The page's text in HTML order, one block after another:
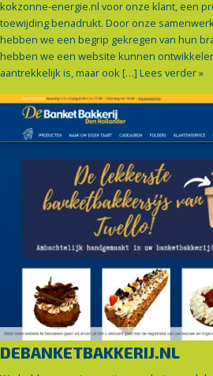
kokzonne-energie.nl voor onze klant, een
toewijding benadrukt. Door onze
hebben we een begrip gekregen van hun
hebben we een website kunnen
aantrekkelijk is, maar ook […] Lees verder »
DEBANKETBAKKERIJ.NL